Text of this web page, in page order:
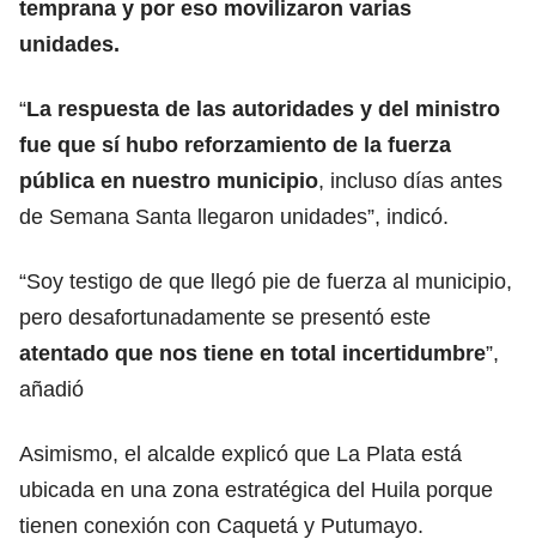
temprana y por eso movilizaron varias
unidades.
“La respuesta de las autoridades y del ministro
fue que sí hubo reforzamiento de la fuerza
pública en nuestro municipio, incluso días antes
de Semana Santa llegaron unidades”, indicó.
“Soy testigo de que llegó pie de fuerza al municipio,
pero desafortunadamente se presentó este
atentado que nos tiene en total incertidumbre”,
añadió
Asimismo, el alcalde explicó que La Plata está
ubicada en una zona estratégica del Huila porque
tienen conexión con Caquetá y Putumayo.